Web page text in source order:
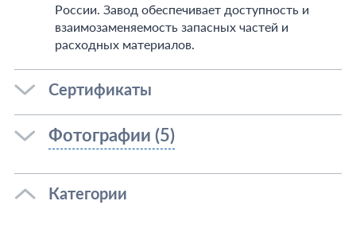
России. Завод обеспечивает доступность и
взаимозаменяемость запасных частей и
расходных материалов.
Сертификаты
Фотографии (5)
Категории